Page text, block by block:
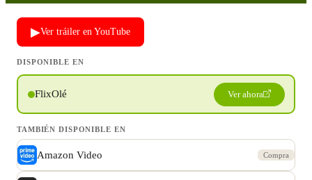
▶Ver tráiler en YouTube
DISPONIBLE EN
FlixOlé Ver ahora
TAMBIÉN DISPONIBLE EN
Amazon Video Compra